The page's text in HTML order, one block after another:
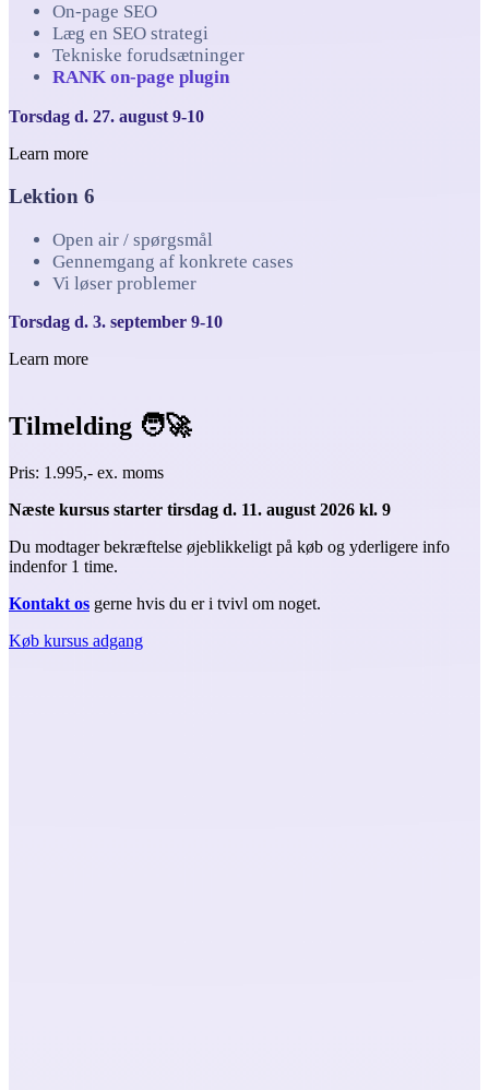
On-page SEO
Læg en SEO strategi
Tekniske forudsætninger
RANK on-page plugin
Torsdag d. 27. august 9-10
Learn more
Lektion 6
Open air / spørgsmål
Gennemgang af konkrete cases
Vi løser problemer
Torsdag d. 3. september 9-10
Learn more
Tilmelding 🧑‍🚀
Pris: 1.995,- ex. moms
Næste kursus starter tirsdag d. 11. august 2026 kl. 9
Du modtager bekræftelse øjeblikkeligt på køb og yderligere info
indenfor 1 time.
Kontakt os gerne hvis du er i tvivl om noget.
Køb kursus adgang